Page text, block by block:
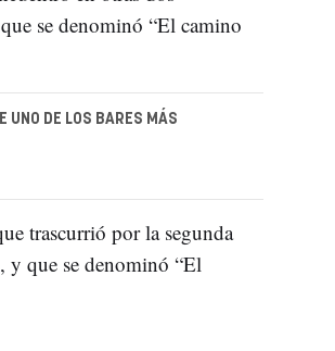
se denominó “El camino
UNO DE LOS BARES MÁS
trascurrió por la segunda
, y que se denominó “El